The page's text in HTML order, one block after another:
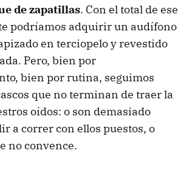
de zapatillas. Con el total de ese
podríamos adquirir un audífono
en terciopelo y revestido
Pero, bien por
bien por rutina, seguimos
que no terminan de traer la
oídos: o son demasiado
a correr con ellos puestos, o
no convence.